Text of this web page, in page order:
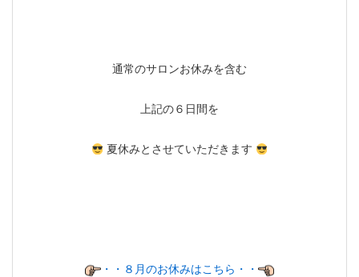
通常のサロンお休みを含む
上記の６日間を
夏休みとさせていただきます
・・８月のお休みはこちら・・